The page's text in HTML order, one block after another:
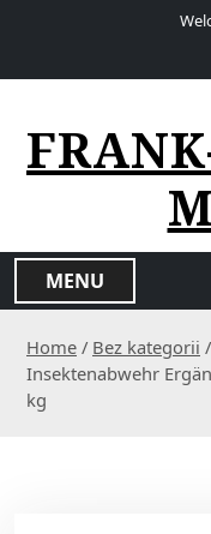
MENU
Home / Bez kategorii
Insektenabwehr
kg